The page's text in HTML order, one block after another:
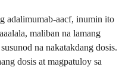
adalimumab-aacf, inumin ito
maliban na lamang
na nakatakdang dosis.
dosis at magpatuloy sa